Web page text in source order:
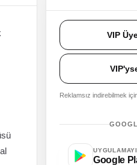
VIP
Reklamsız indirebilmek
Google